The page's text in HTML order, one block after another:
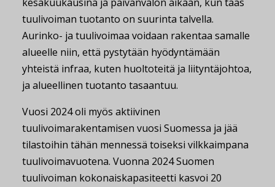
kesäkuukausina ja päivänvalon aikaan, kun taas
tuulivoiman tuotanto on suurinta talvella.
Aurinko- ja tuulivoimaa voidaan rakentaa samalle
alueelle niin, että pystytään hyödyntämään
yhteistä infraa, kuten huoltoteitä ja liityntäjohtoa,
ja alueellinen tuotanto tasaantuu.
Vuosi 2024 oli myös aktiivinen
tuulivoimarakentamisen vuosi Suomessa ja jää
tilastoihin tähän mennessä toiseksi vilkkaimpana
tuulivoimavuotena. Vuonna 2024 Suomen
tuulivoiman kokonaiskapasiteetti kasvoi 20